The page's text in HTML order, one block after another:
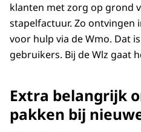
klanten met zorg op grond
stapelfactuur. Zo ontvingen
voor hulp via de Wmo. Dat
gebruikers. Bij de Wlz gaat
Extra belangrijk
pakken bij